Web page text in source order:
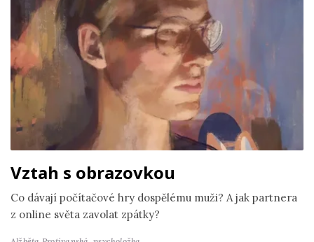
Vztah s obrazovkou
Co dávají počítačové hry dospělému muži? A jak partnera
z online světa zavolat zpátky?